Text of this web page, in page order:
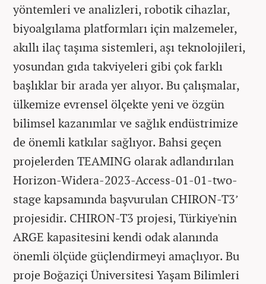
yöntemleri ve analizleri, robotik cihazlar,
biyoalgılama platformları için malzemeler,
akıllı ilaç taşıma sistemleri, aşı teknolojileri,
yosundan gıda takviyeleri gibi çok farklı
başlıklar bir arada yer alıyor. Bu çalışmalar,
ülkemize evrensel ölçekte yeni ve özgün
bilimsel kazanımlar ve sağlık endüstrimize
de önemli katkılar sağlıyor. Bahsi geçen
projelerden TEAMING olarak adlandırılan
Horizon-Widera-2023-Access-01-01-two-
stage kapsamında başvurulan CHIRON-T3’
projesidir. CHIRON-T3 projesi, Türkiye'nin
ARGE kapasitesini kendi odak alanında
önemli ölçüde güçlendirmeyi amaçlıyor. Bu
proje Boğaziçi Üniversitesi Yaşam Bilimleri